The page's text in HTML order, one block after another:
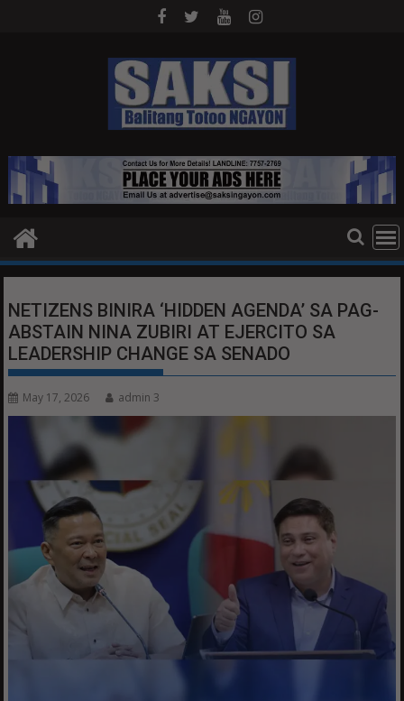
NETIZENS BINIRA ‘HIDDEN AGENDA’ SA PAG-
ABSTAIN NINA ZUBIRI AT EJERCITO SA
LEADERSHIP CHANGE SA SENADO
May 17, 2026 admin 3